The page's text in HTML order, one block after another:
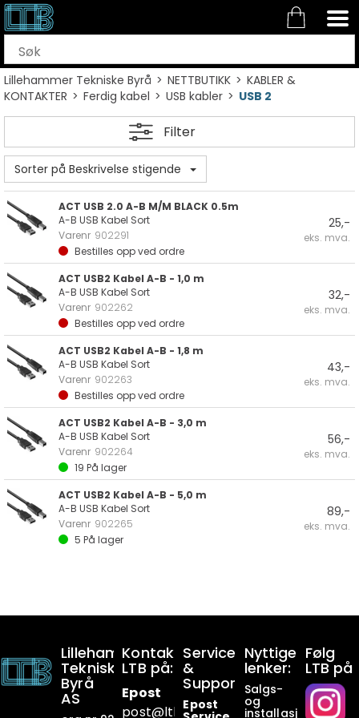
Lillehammer Tekniske Byrå>NETTBUTIKK>KABLER &
KONTAKTER>Ferdig kabel>USB kabler>USB 2
Filter
Sorter på Beskrivelse stigende
ACT USB 2.0 A-B M/M BLACK 0.5m
A-B USB Kabel Sort
Varenr 902291
Bestilles opp ved ordre
25,-
eks. mva.
ACT USB2 Kabel A-B - 1,0 m
A-B USB Kabel Sort
Varenr 902262
Bestilles opp ved ordre
32,-
eks. mva.
ACT USB2 Kabel A-B - 1,8 m
A-B USB Kabel Sort
Varenr 902263
Bestilles opp ved ordre
43,-
eks. mva.
ACT USB2 Kabel A-B - 3,0 m
A-B USB Kabel Sort
Varenr 902264
19 På lager
56,-
eks. mva.
ACT USB2 Kabel A-B - 5,0 m
A-B USB Kabel Sort
Varenr 902265
5 På lager
89,-
eks. mva.
Lillehammer
Tekniske
Byrå
AS
Kontakt
LTB på:
Epost
post@ltb .no
Service
&
Support:
Epost
Nyttige
lenker:
Salgs-
og
Følg
LTB på